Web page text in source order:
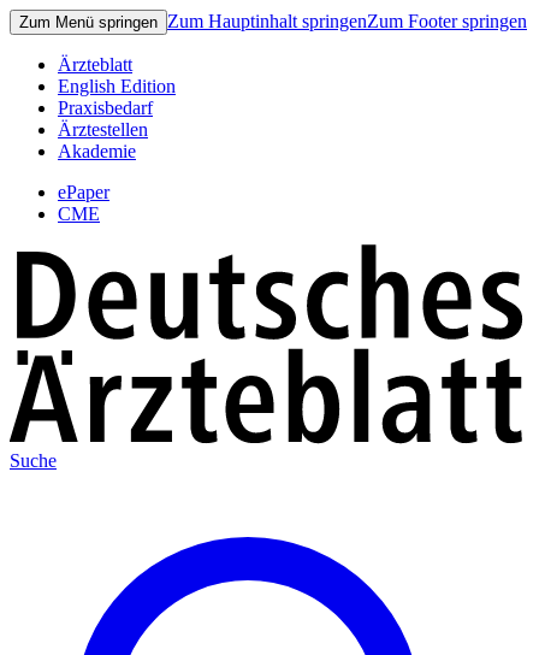
Zum Menü springen Zum Hauptinhalt springenZum Footer springen
Ärzteblatt
English Edition
Praxisbedarf
Ärztestellen
Akademie
ePaper
CME
Suche